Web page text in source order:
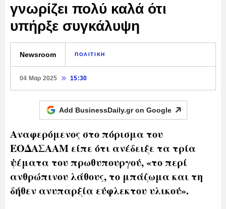
γνωρίζει πολύ καλά ότι
υπήρξε συγκάλυψη
Newsroom ΠΟΛΙΤΙΚΗ
04 Μαρ 2025 15:30
Add BusinessDaily.gr on Google
Αναφερόμενος στο πόρισμα του
ΕΟΔΑΣΑΑΜ είπε ότι ανέδειξε τα τρία
ψέματα του πρωθυπουργού, «το περί
ανθρώπινου λάθους, το μπάζωμα και τη
δήθεν ανυπαρξία εύφλεκτου υλικού».